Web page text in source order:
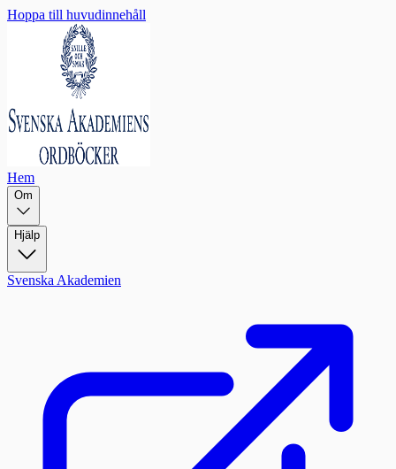
Hoppa till huvudinnehåll
Hem
Om
Hjälp
Svenska Akademien